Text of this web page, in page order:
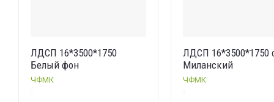
ЛДСП 16*3500*1750
Белый фон
ЧФМК
ЛДСП 16*3500*1750
Миланский
ЧФМК